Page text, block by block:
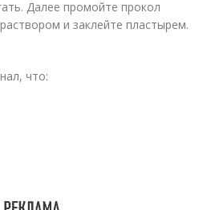
Далее промойте прокол
и заклейте пластырем.
что: